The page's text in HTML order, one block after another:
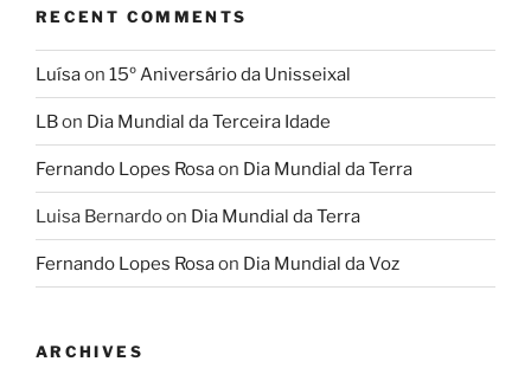
RECENT COMMENTS
Luísaon 15º Aniversário da Unisseixal
LBon Dia Mundial da Terceira Idade
Fernando Lopes Rosaon Dia Mundial da Terra
Luisa Bernardoon Dia Mundial da Terra
Fernando Lopes Rosaon Dia Mundial da Voz
ARCHIVES